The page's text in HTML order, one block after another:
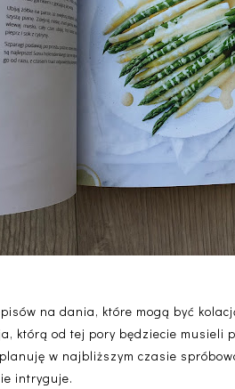
na dania, które mogą być
którą od tej pory będziecie musieli
w najbliższym czasie
intryguje.